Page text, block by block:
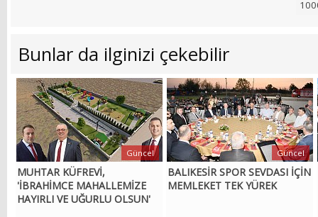
Bunlar da ilginizi çekebilir
MUHTAR KÜFREVİ,
'İBRAHİMCE MAHALLEMİZE
HAYIRLI VE UĞURLU OLSUN'
Güncel
BALIKESİR SPOR SEVDASI İÇİN
MEMLEKET TEK YÜREK
Güncel